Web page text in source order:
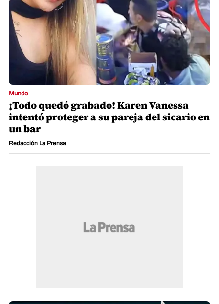
Mundo
¡Todo quedó grabado! Karen Vanessa
intentó proteger a su pareja del sicario en
un bar
Redacción La Prensa